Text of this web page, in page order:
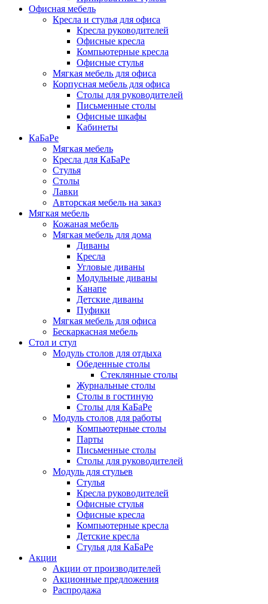
Офисная мебель
Кресла и стулья для офиса
Кресла руководителей
Офисные кресла
Компьютерные кресла
Офисные стулья
Мягкая мебель для офиса
Корпусная мебель для офиса
Столы для руководителей
Письменные столы
Офисные шкафы
Кабинеты
КаБаРе
Мягкая мебель
Кресла для КаБаРе
Стулья
Столы
Лавки
Авторская мебель на заказ
Мягкая мебель
Кожаная мебель
Мягкая мебель для дома
Диваны
Кресла
Угловые диваны
Модульные диваны
Канапе
Детские диваны
Пуфики
Мягкая мебель для офиса
Бескаркасная мебель
Стол и стул
Модуль столов для отдыха
Обеденные столы
Стеклянные столы
Журнальные столы
Столы в гостиную
Столы для КаБаРе
Модуль столов для работы
Компьютерные столы
Парты
Письменные столы
Столы для руководителей
Модуль для стульев
Стулья
Кресла руководителей
Офисные стулья
Офисные кресла
Компьютерные кресла
Детские кресла
Стулья для КаБаРе
Акции
Акции от производителей
Акционные предложения
Распродажа